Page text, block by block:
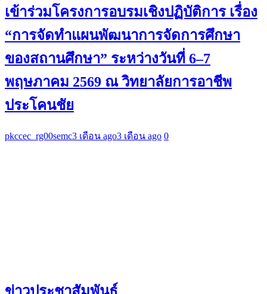
เข้าร่วมโครงการอบรมเชิงปฏิบัติการ เรื่อง
“การจัดทำแผนพัฒนาการจัดการศึกษา
ของสถานศึกษา” ระหว่างวันที่ 6–7
พฤษภาคม 2569 ณ วิทยาลัยการอาชีพ
ประโคนชัย
pkccec_rg00semc3 เดือน ago3 เดือน ago 0
ข่าวประชาสัมพันธ์